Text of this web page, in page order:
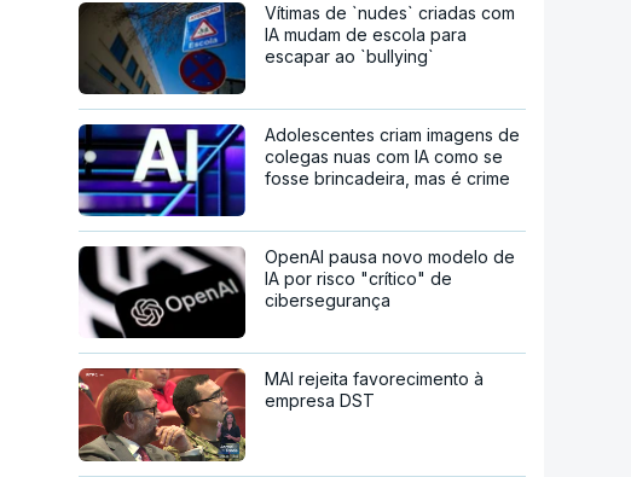
Vítimas de `nudes` criadas com
IA mudam de escola para
escapar ao `bullying`
Adolescentes criam imagens de
colegas nuas com IA como se
fosse brincadeira, mas é crime
OpenAI pausa novo modelo de
IA por risco "crítico" de
cibersegurança
MAI rejeita favorecimento à
empresa DST